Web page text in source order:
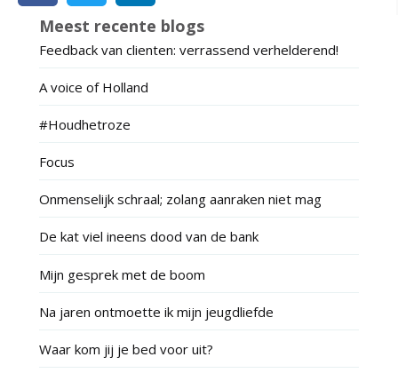
Meest recente blogs
Feedback van clienten: verrassend verhelderend!
A voice of Holland
#Houdhetroze
Focus
Onmenselijk schraal; zolang aanraken niet mag
De kat viel ineens dood van de bank
Mijn gesprek met de boom
Na jaren ontmoette ik mijn jeugdliefde
Waar kom jij je bed voor uit?